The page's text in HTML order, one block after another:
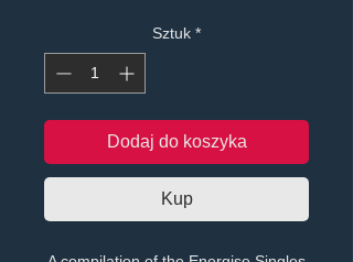
Sztuk *
Dodaj do koszyka
Kup